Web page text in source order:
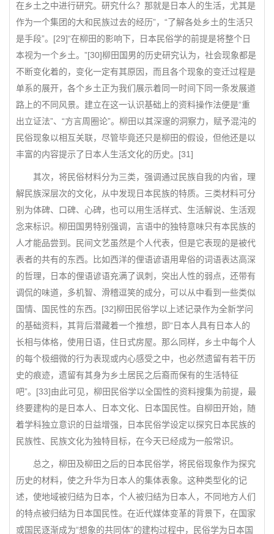
在乡土之中进行研究。研究什么？那就是日本人的生活，尤其是
作为一个集团的大和民族过去的经历”，“了解各处乡土的生活只
是手段”。[29]“在柳田的影响下，日本民俗学的前提是将整个日
本视为一个乡土。”[30]柳田国男的历史研究认为，社会现象都是
不断变化着的，变化一定有其原因，而且各个现象的变迁过程是
单系的展开，各个乡土正为我们展示着同一时间下同一条发展道
路上的不同风景。建立在这一认识基础上的资料操作法便是“重
出立证法”、“方言周圈论”。柳田以其深邃的洞察力，赋予混沌的
民俗现象以相互关联，尽管毕竟还只是柳田的假设，但他还是以
丰富的内容提示了日本人生活文化的历史。[31]
其次，将民俗材料分为三类，强调通过民族自我的内省，理
解民族深层次的文化，从中发现日本民族的特质。三类材料可分
别为体碑、口碑、心碑，也可以用生活样式、生活解说、生活观
念来标识。柳田国男特别强调，言语中的独特意味只有本民族的
人才能品尝到。民间文艺虽然是个人代表，但是它表现的是被代
表者的共有的东西。比如西洋的俚语谚语用卑俗的词语表达高深
的哲理，日本的俚语谚语充满了讽刺，突出人性的弱点，还带有
调侃的味道，多机智、滑稽逗笑的成分，可以从中看到一些类似
国情、国民性的东西。[32]柳田民俗学以上述记录作为全新学问
的基础资料，其背后潜藏着一个推想，即“日本人具有日本人的
长相与体格，使用日语，住日式房屋。那么同样，乡土中每个人
的每个极细微的行为表现或内心感受之中，也必然遗留有若干历
史的痕迹，遗留有其身为乡土居民之后裔而保有的生活特征
吧”。[33]由此可见，柳田民俗学以全国性的资料搜集为前提，最
终要建构的是日本人、日本文化、日本国民性。自柳田开始，随
着学科独立意识的日益增强，日本民俗学设定以探究日本民族的
民族性、民族文化为独特目标，在今天已经成为一般常识。
总之，柳田及柳田之后的日本民俗学，将民俗现象作为探究
历史的材料，使之升华为日本人的集体表象。这种类型化的记
述，使地域被归结为日本，个人被归结为日本人，不同地方人们
的特点被归结为日本国民性。在近代媒体变革的背景下，在国家
或国民逐渐成为“想象的共同体”的建构过程中，民俗学为日本国